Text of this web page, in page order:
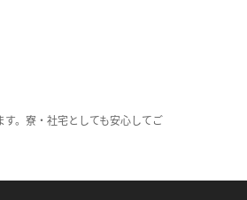
。寮・社宅としても安心してご